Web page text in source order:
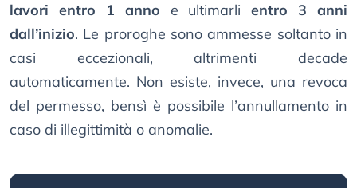
lavori entro 1 anno e ultimarlientro 3 anni
dall’inizio. Le proroghe sono ammesse soltanto in
casi eccezionali, altrimenti decade
automaticamente. Non esiste, invece, una revoca
del permesso, bensì è possibile l’annullamento in
caso di illegittimità o anomalie.